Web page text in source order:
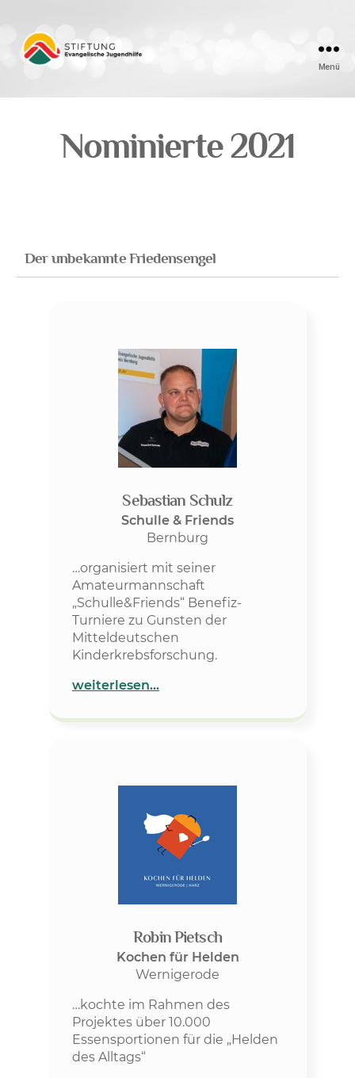
Menü
Nominierte 2021
Der unbekannte Friedensengel
Sebastian Schulz
Schulle & Friends
Bernburg
…organisiert mit seiner
Amateurmannschaft
„Schulle&Friends“ Benefiz-
Turniere zu Gunsten der
Mitteldeutschen
Kinderkrebsforschung.
weiterlesen…
Robin Pietsch
Kochen für Helden
Wernigerode
…kochte im Rahmen des
Projektes über 10.000
Essensportionen für die „Helden
des Alltags“